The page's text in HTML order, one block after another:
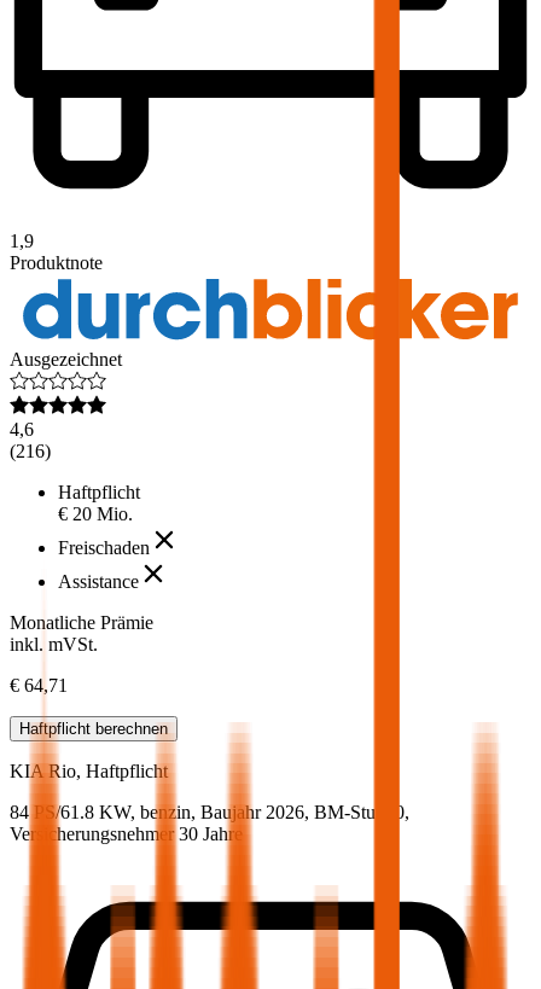
1,9
Produktnote
Ausgezeichnet
4,6
(216)
Haftpflicht
€ 20 Mio.
Freischaden
Assistance
Monatliche Prämie
inkl. mVSt.
€ 64,71
Haftpflicht berechnen
KIA Rio, Haftpflicht
84 PS/61.8 KW, benzin, Baujahr 2026, BM-Stufe 0,
Versicherungsnehmer 30 Jahre